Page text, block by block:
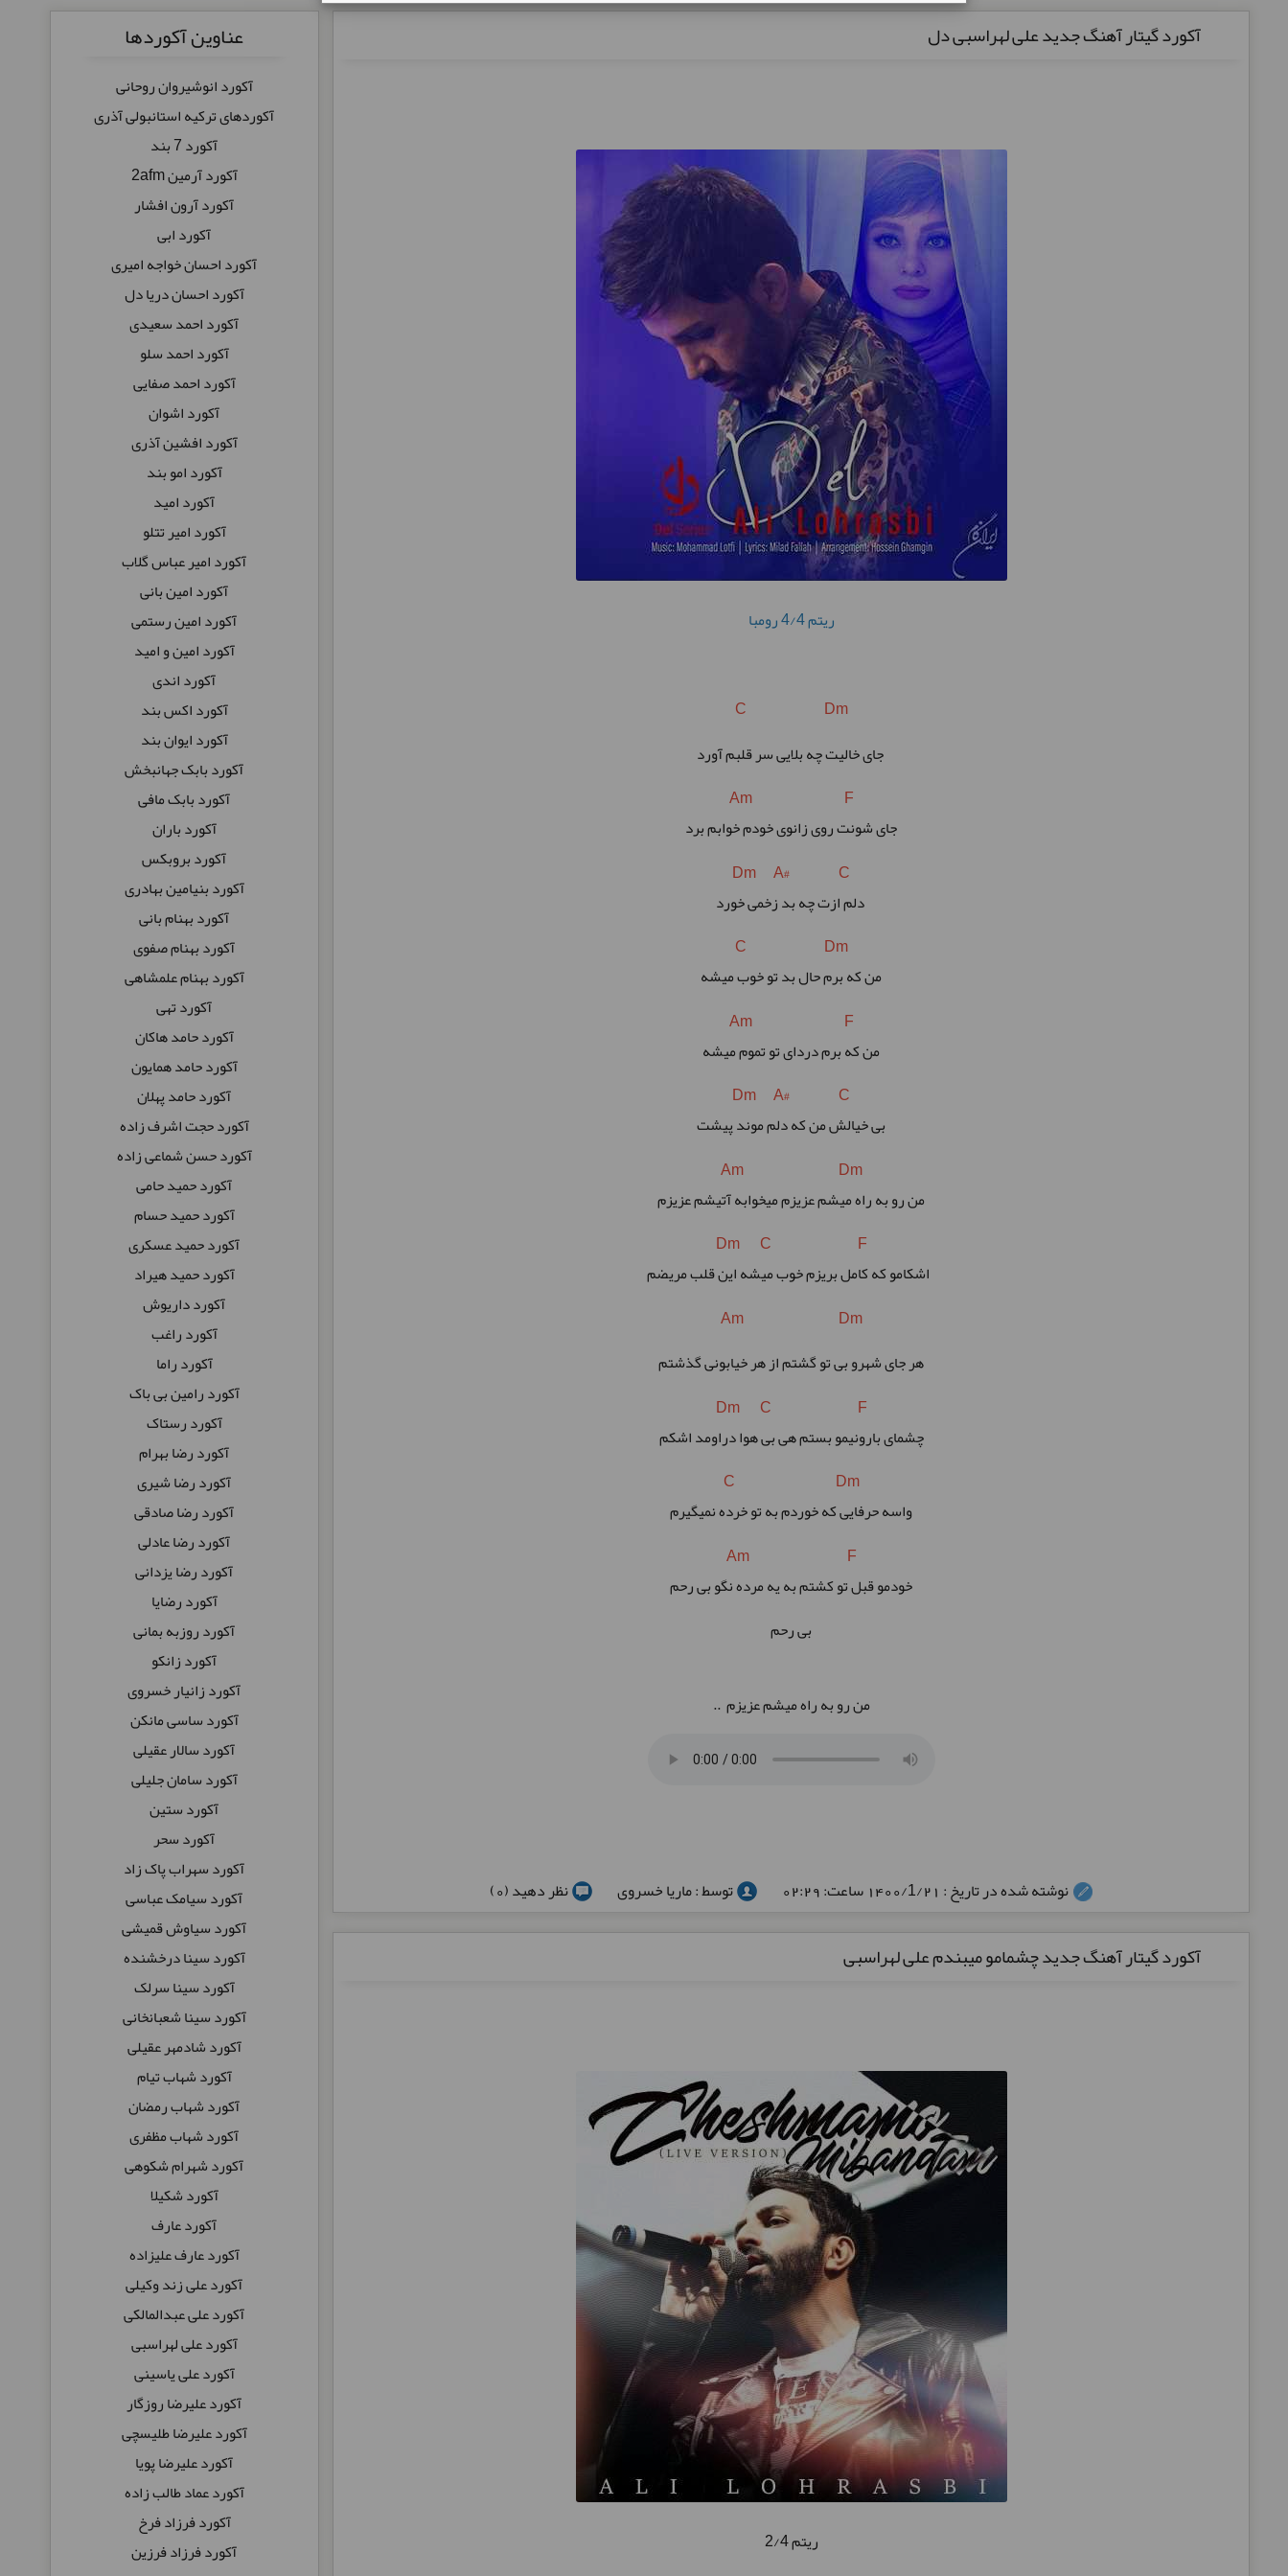
عناوین آکوردها
آکورد انوشیروان روحانی
آکوردهای ترکیه استانبولی آذری
آکورد 7 بند
آکورد آرمین 2afm
آکورد آرون افشار
آکورد ابی
آکورد احسان خواجه امیری
آکورد احسان دریا دل
آکورد احمد سعیدی
آکورد احمد سلو
آکورد احمد صفایی
آکورد اشوان
آکورد افشین آذری
آکورد امو بند
آکورد امید
آکورد امیر تتلو
آکورد امیر عباس گلاب
آکورد امین بانی
آکورد امین رستمی
آکورد امین و امید
آکورد اندی
آکورد اکس بند
آکورد ایوان بند
آکورد بابک جهانبخش
آکورد بابک مافی
آکورد باران
آکورد بروبکس
آکورد بنیامین بهادری
آکورد بهنام بانی
آکورد بهنام صفوی
آکورد بهنام علمشاهی
آکورد تهی
آکورد حامد هاکان
آکورد حامد همایون
آکورد حامد پهلان
آکورد حجت اشرف زاده
آکورد حسن شماعی زاده
آکورد حمید حامی
آکورد حمید حسام
آکورد حمید عسکری
آکورد حمید هیراد
آکورد داریوش
آکورد راغب
آکورد راما
آکورد رامین بی باک
آکورد رستاک
آکورد رضا بهرام
آکورد رضا شیری
آکورد رضا صادقی
آکورد رضا عادلی
آکورد رضا یزدانی
آکورد رضایا
آکورد روزبه بمانی
آکورد زانکو
آکورد زانیار خسروی
آکورد ساسی مانکن
آکورد سالار عقیلی
آکورد سامان جلیلی
آکورد ستین
آکورد سحر
آکورد سهراب پاک زاد
آکورد سیامک عباسی
آکورد سیاوش قمیشی
آکورد سینا درخشنده
آکورد سینا سرلک
آکورد سینا شعبانخانی
آکورد شادمهر عقیلی
آکورد شهاب تیام
آکورد شهاب رمضان
آکورد شهاب مظفری
آکورد شهرام شکوهی
آکورد شکیلا
آکورد عارف
آکورد عارف علیزاده
آکورد علی زند وکیلی
آکورد علی عبدالمالکی
آکورد علی لهراسبی
آکورد علی یاسینی
آکورد علیرضا روزگار
آکورد علیرضا طلیسچی
آکورد علیرضا پویا
آکورد عماد طالب زاده
آکورد فرزاد فرخ
آکورد فرزاد فرزین
آکورد گیتار آهنگ جدید علی لهراسبی دل
ریتم 4/4 رومبا
C Dm
جای خالیت چه بلایی سر قلبم آورد
Am F
جای شونت روی زانوی خودم خوابم برد
Dm A# C
دلم ازت چه بد زخمی خورد
C Dm
من که برم حال بد تو خوب میشه
Am F
من که برم دردای تو تموم میشه
Dm A# C
بی خیالش من که دلم موند پیشت
Am Dm
من رو به راه میشم عزیزم میخوابه آتیشم عزیزم
Dm C F
Am Dm
هر جای شهرو بی تو گشتم از هر خیابونی گذشتم
Dm C F
چشمای بارونیمو بستم هی بی هوا دراومد اشکم
C Dm
واسه حرفایی که خوردم به تو خرده نمیگیرم
Am F
خودمو قبل تو کشتم به یه مرده نگو بی رحم
بی رحم
.. من رو به راه میشم عزیزم
نوشته شده در تاریخ : 1400/1/21 ساعت: 02:29 توسط : ماریا خسروی نظر دهید (0)
آکورد گیتار آهنگ جدید چشمامو میبندم علی لهراسبی
ریتم 2/4